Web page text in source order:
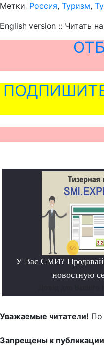
Метки: Россия, Туризм,
English version :: Читать
У Вас СМИ? Продавай
новостную
Уважаемые читатели! По
Запрещены к публикации